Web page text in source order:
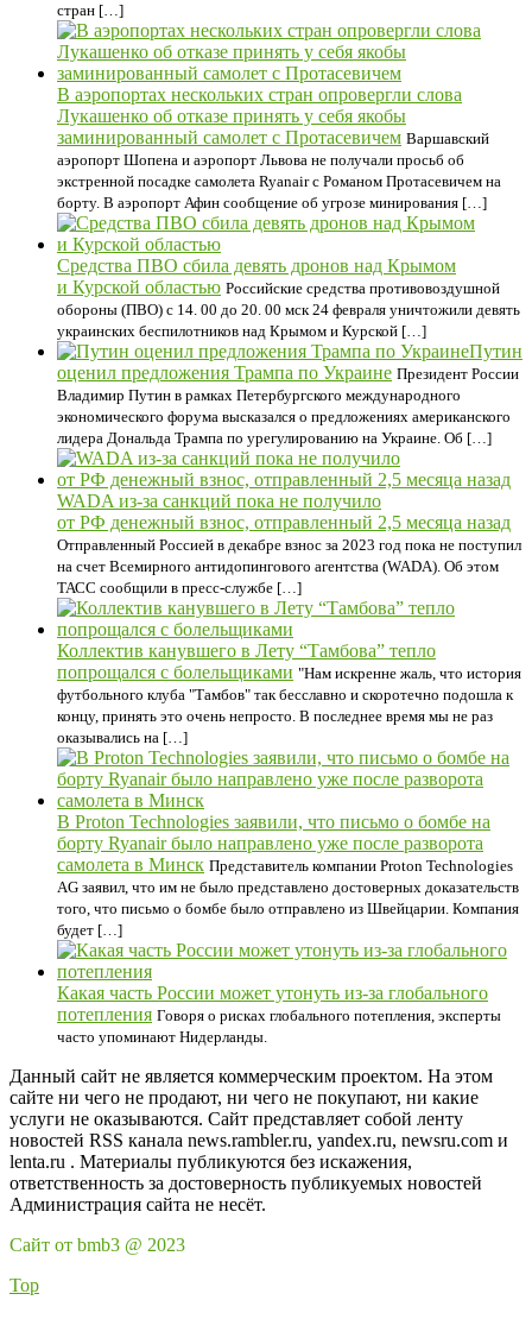
стран […]
В аэропортах нескольких стран опровергли слова
Лукашенко об отказе принять у себя якобы
заминированный самолет c Протасевичем Варшавский
аэропорт Шопена и аэропорт Львова не получали просьб об
экстренной посадке самолета Ryanair с Романом Протасевичем на
борту. В аэропорт Афин сообщение об угрозе минирования […]
Средства ПВО сбила девять дронов над Крымом
и Курской областью Российские средства противовоздушной
обороны (ПВО) с 14. 00 до 20. 00 мск 24 февраля уничтожили девять
украинских беспилотников над Крымом и Курской […]
Путин
оценил предложения Трампа по Украине Президент России
Владимир Путин в рамках Петербургского международного
экономического форума высказался о предложениях американского
лидера Дональда Трампа по урегулированию на Украине. Об […]
WADA из-за санкций пока не получило
от РФ денежный взнос, отправленный 2,5 месяца назад
Отправленный Россией в декабре взнос за 2023 год пока не поступил
на счет Всемирного антидопингового агентства (WADA). Об этом
ТАСС сообщили в пресс-службе […]
Коллектив канувшего в Лету “Тамбова” тепло
попрощался с болельщиками "Нам искренне жаль, что история
футбольного клуба "Тамбов" так бесславно и скоротечно подошла к
концу, принять это очень непросто. В последнее время мы не раз
оказывались на […]
В Proton Technologies заявили, что письмо о бомбе на
борту Ryanair было направлено уже после разворота
самолета в Минск Представитель компании Proton Technologies
AG заявил, что им не было представлено достоверных доказательств
того, что письмо о бомбе было отправлено из Швейцарии. Компания
будет […]
Какая часть России может утонуть из-за глобального
потепления Говоря о рисках глобального потепления, эксперты
часто упоминают Нидерланды.
Данный сайт не является коммерческим проектом. На этом
сайте ни чего не продают, ни чего не покупают, ни какие
услуги не оказываются. Сайт представляет собой ленту
новостей RSS канала news.rambler.ru, yandex.ru, newsru.com и
lenta.ru . Материалы публикуются без искажения,
ответственность за достоверность публикуемых новостей
Администрация сайта не несёт.
Сайт от bmb3 @ 2023
Top